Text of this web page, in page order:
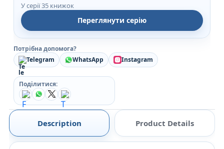
У серії 35 книжок
Переглянути серію
Потрібна допомога?
Telegram
WhatsApp Instagram
Поділитися:
Description Product Details